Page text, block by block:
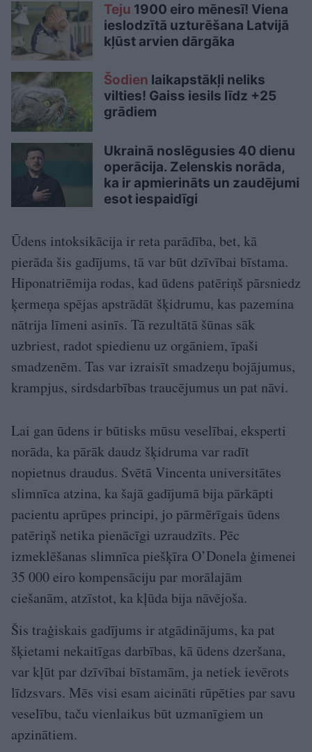
Teju 1900 eiro mēnesī! Viena
ieslodzītā uzturēšana Latvijā
kļūst arvien dārgāka
Šodien laikapstākļi neliks
vilties! Gaiss iesils līdz +25
grādiem
Ukrainā noslēgusies 40 dienu
operācija. Zelenskis norāda,
ka ir apmierināts un zaudējumi
esot iespaidīgi
Ūdens intoksikācija ir reta parādība, bet, kā
pierāda šis gadījums, tā var būt dzīvībai bīstama.
Hiponatriēmija rodas, kad ūdens patēriņš pārsniedz
ķermeņa spējas apstrādāt šķidrumu, kas pazemina
nātrija līmeni asinīs. Tā rezultātā šūnas sāk
uzbriest, radot spiedienu uz orgāniem, īpaši
smadzenēm. Tas var izraisīt smadzeņu bojājumus,
krampjus, sirdsdarbības traucējumus un pat nāvi.
Lai gan ūdens ir būtisks mūsu veselībai, eksperti
norāda, ka pārāk daudz šķidruma var radīt
nopietnus draudus. Svētā Vincenta universitātes
slimnīca atzina, ka šajā gadījumā bija pārkāpti
pacientu aprūpes principi, jo pārmērīgais ūdens
patēriņš netika pienācīgi uzraudzīts. Pēc
izmeklēšanas slimnīca piešķīra O’Donela ģimenei
35 000 eiro kompensāciju par morālajām
ciešanām, atzīstot, ka kļūda bija nāvējoša.
Šis traģiskais gadījums ir atgādinājums, ka pat
šķietami nekaitīgas darbības, kā ūdens dzeršana,
var kļūt par dzīvībai bīstamām, ja netiek ievērots
līdzsvars. Mēs visi esam aicināti rūpēties par savu
veselību, taču vienlaikus būt uzmanīgiem un
apzinātiem.